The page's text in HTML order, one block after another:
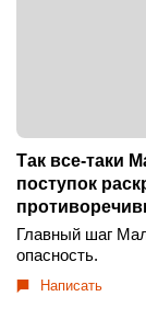
Так все-таки
поступок
Главный шаг
опасность.
Написать